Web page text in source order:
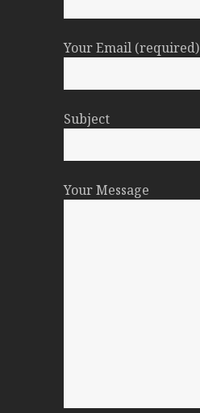
Your Email (required)
Subject
Your Message